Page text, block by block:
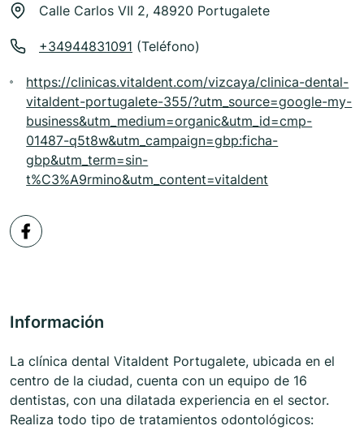
Calle Carlos VII 2, 48920 Portugalete
+34944831091 (Teléfono)
https://clinicas.vitaldent.com/vizcaya/clinica-dental-
vitaldent-portugalete-355/?utm_source=google-my-
business&utm_medium=organic&utm_id=cmp-
01487-q5t8w&utm_campaign=gbp:ficha-
gbp&utm_term=sin-
t%C3%A9rmino&utm_content=vitaldent
Información
La clínica dental Vitaldent Portugalete, ubicada en el
centro de la ciudad, cuenta con un equipo de 16
dentistas, con una dilatada experiencia en el sector.
Realiza todo tipo de tratamientos odontológicos: